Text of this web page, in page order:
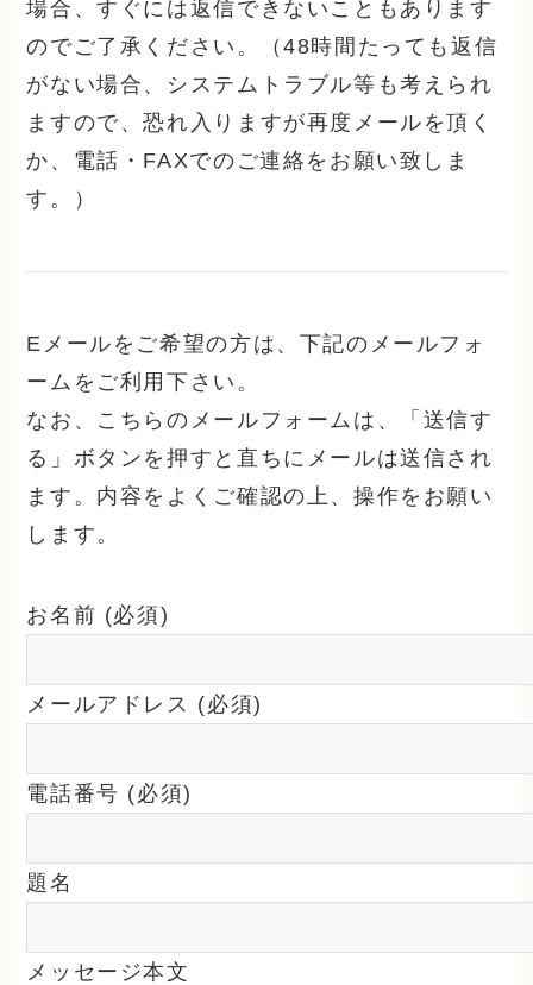
場合、すぐには返信できないこともあります
のでご了承ください。（48時間たっても返信
がない場合、システムトラブル等も考えられ
ますので、恐れ入りますが再度メールを頂く
か、電話・FAXでのご連絡をお願い致しま
す。）
Eメールをご希望の方は、下記のメールフォ
ームをご利用下さい。
なお、こちらのメールフォームは、「送信す
る」ボタンを押すと直ちにメールは送信され
ます。内容をよくご確認の上、操作をお願い
します。
お名前 (必須)
メールアドレス (必須)
電話番号 (必須)
題名
メッセージ本文